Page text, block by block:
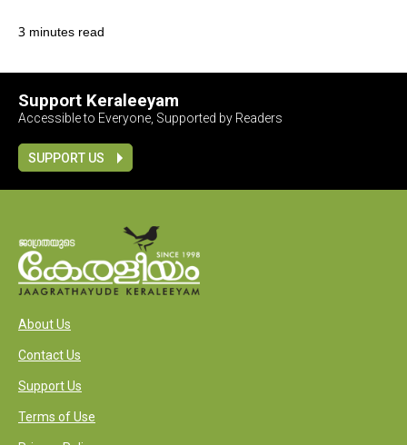
3 minutes read
Support Keraleeyam
Accessible to Everyone, Supported by Readers
SUPPORT US
About Us
Contact Us
Support Us
Terms of Use